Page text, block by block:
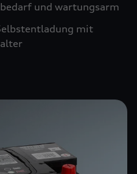
und wartungsarm
mit